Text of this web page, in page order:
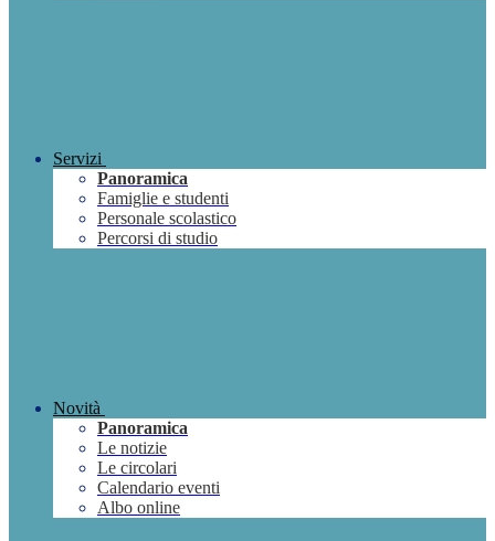
Servizi
Panoramica
Famiglie e studenti
Personale scolastico
Percorsi di studio
Novità
Panoramica
Le notizie
Le circolari
Calendario eventi
Albo online